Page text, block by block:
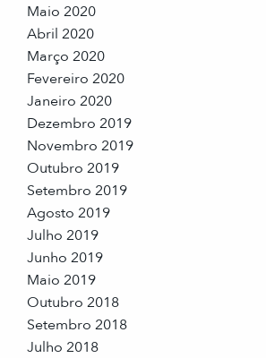
Maio 2020
Abril 2020
Março 2020
Fevereiro 2020
Janeiro 2020
Dezembro 2019
Novembro 2019
Outubro 2019
Setembro 2019
Agosto 2019
Julho 2019
Junho 2019
Maio 2019
Outubro 2018
Setembro 2018
Julho 2018